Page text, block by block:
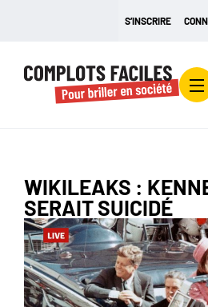
S’INSCRIRE
WIKILEAKS :
SERAIT SUICIDÉ